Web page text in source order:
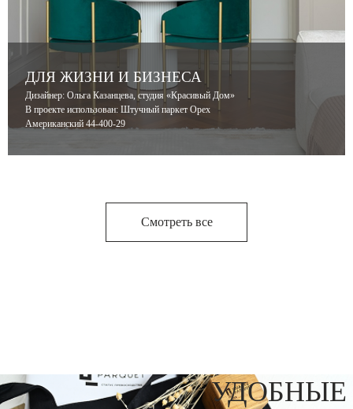
ДЛЯ ЖИЗНИ И БИЗНЕСА
Дизайнер: Ольга Казанцева, студия «Красивый Дом»
В проекте использован: Штучный паркет Орех
Американский 44-400-29
Смотреть все
УДОБНЫЕ